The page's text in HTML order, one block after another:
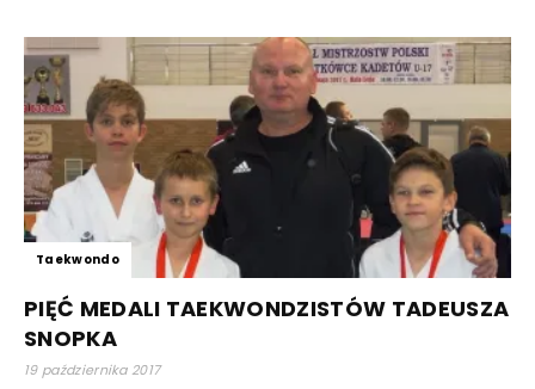
Taekwondo
PIĘĆ MEDALI TAEKWONDZISTÓW TADEUSZA
SNOPKA
19 października 2017